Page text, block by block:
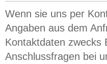
Wenn sie uns per
Angaben aus dem
Kontaktdaten zwecks
Anschlussfragen bei